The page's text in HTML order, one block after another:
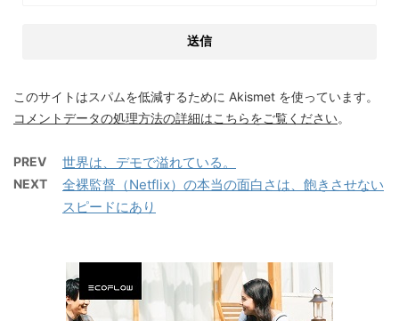
このサイトはスパムを低減するために Akismet を使っています。
コメントデータの処理方法の詳細はこちらをご覧ください。
PREV 世界は、デモで溢れている。
NEXT
全裸監督（Netflix）の本当の面白さは、飽きさせない
スピードにあり